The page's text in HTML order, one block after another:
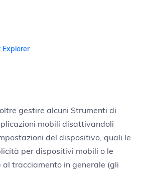
Explorer
gestire alcuni Strumenti di
mobili disattivandoli
del dispositivo, quali le
per dispositivi mobili o le
tracciamento in generale (gli